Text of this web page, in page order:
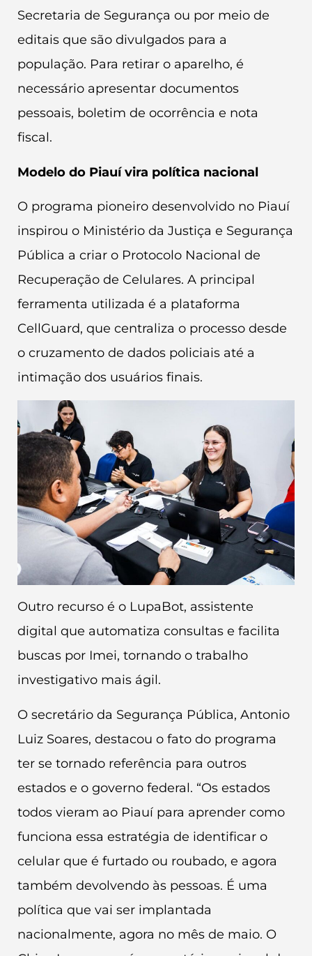
Secretaria de Segurança ou por meio de
editais que são divulgados para a
população. Para retirar o aparelho, é
necessário apresentar documentos
pessoais, boletim de ocorrência e nota
fiscal.
Modelo do Piauí vira política nacional
O programa pioneiro desenvolvido no Piauí
inspirou o Ministério da Justiça e Segurança
Pública a criar o Protocolo Nacional de
Recuperação de Celulares. A principal
ferramenta utilizada é a plataforma
CellGuard, que centraliza o processo desde
o cruzamento de dados policiais até a
intimação dos usuários finais.
Outro recurso é o LupaBot, assistente
digital que automatiza consultas e facilita
buscas por Imei, tornando o trabalho
investigativo mais ágil.
O secretário da Segurança Pública, Antonio
Luiz Soares, destacou o fato do programa
ter se tornado referência para outros
estados e o governo federal. “Os estados
todos vieram ao Piauí para aprender como
funciona essa estratégia de identificar o
celular que é furtado ou roubado, e agora
também devolvendo às pessoas. É uma
política que vai ser implantada
nacionalmente, agora no mês de maio. O